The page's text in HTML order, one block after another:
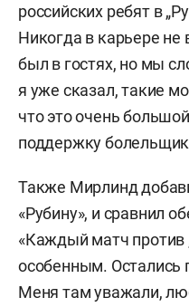
российских ребят в
Никогда в карьере не
был в гостях, но мы
я уже сказал, такие
что это очень
поддержку
Также Мирлинд
«Рубину», и сравнил
«Каждый матч против
особенным. Остались
Меня там уважали,